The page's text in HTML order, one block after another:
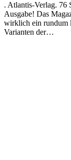
. Atlantis-Verlag. 76
Ausgabe! Das
wirklich ein rundum
Varianten der…